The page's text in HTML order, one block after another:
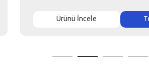
Ürünü İncele